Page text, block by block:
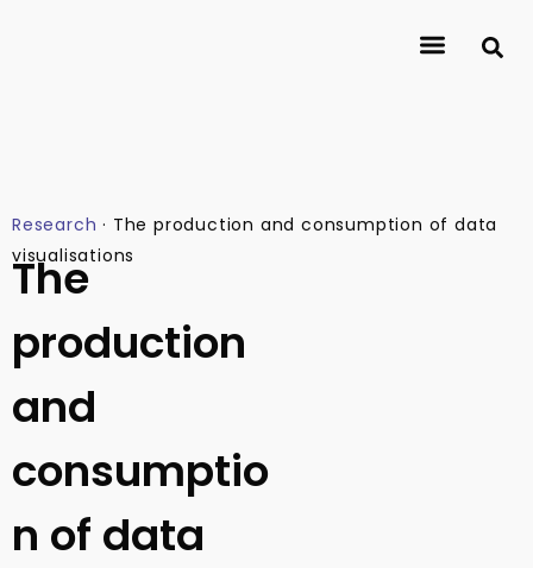
Research · The production and consumption of data
visualisations
The
production
and
consumptio
n of data